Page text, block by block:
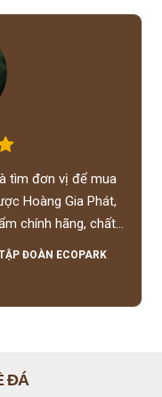
tìm đơn vị để mua
Hoàng Gia Phát,
chính hãng, chất
tận tình.
ĐOÀN ECOPARK
ĐÁ